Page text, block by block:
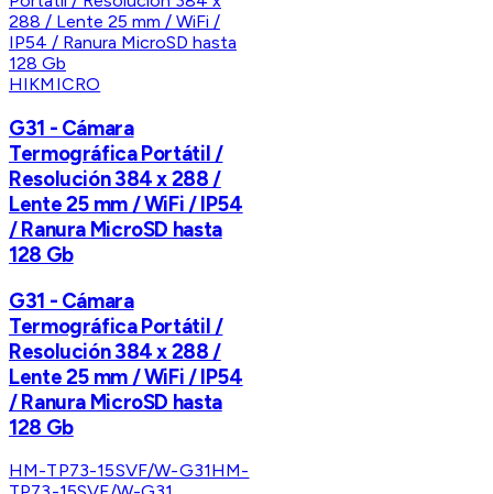
HIKMICRO
G31 - Cámara
Termográfica Portátil /
Resolución 384 x 288 /
Lente 25 mm / WiFi / IP54
/ Ranura MicroSD hasta
128 Gb
G31 - Cámara
Termográfica Portátil /
Resolución 384 x 288 /
Lente 25 mm / WiFi / IP54
/ Ranura MicroSD hasta
128 Gb
HM-TP73-15SVF/W-G31HM-